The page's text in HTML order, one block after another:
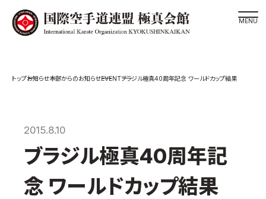
大山倍達総裁 紹介
松井章奎館長 紹介
極真の歴史
お知らせ本部からのお知らせEVENTブラジル極真40周年記念 ワールドカップ結果
2015.8.10
ブラジル極真40周年記
念 ワールドカップ結果